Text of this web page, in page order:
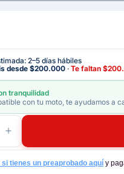
2–5 días hábiles
desde$200.000 · Te faltan
tranquilidad
con tu moto, te ayudamos a
tienes un preaprobado aquí y